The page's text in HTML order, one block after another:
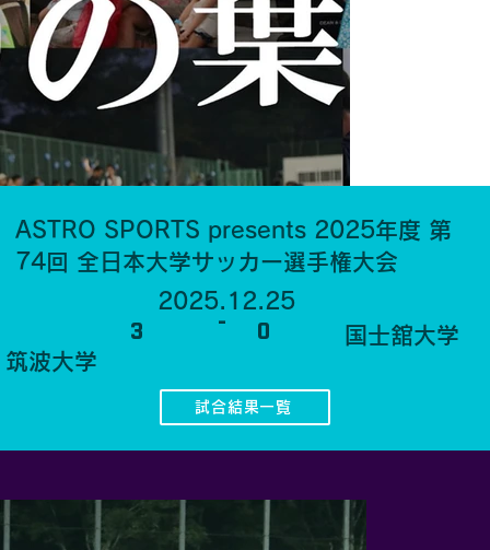
ASTRO SPORTS presents 2025年度 第
74回 全日本大学サッカー選手権大会
2025.12.25
​筑波大学
3 - 0 国士舘大学
試合結果一覧